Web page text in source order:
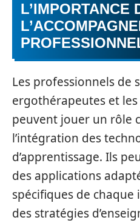
L’IMPORTANCE
Les professionnels de
ergothérapeutes et
peuvent jouer un rôle
l’intégration des
d’apprentissage. Ils
des applications
spécifiques de
des stratégies